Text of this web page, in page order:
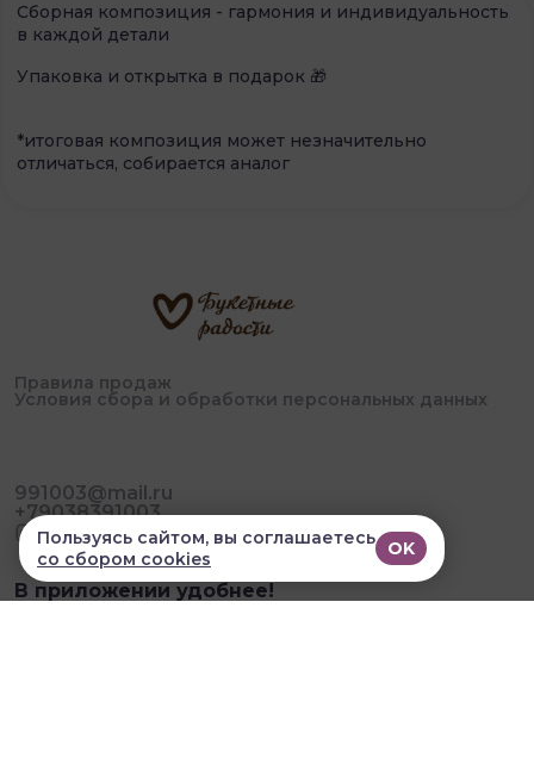
Сборная композиция - гармония и индивидуальность
в каждой детали
Упаковка и открытка в подарок 🎁
*итоговая композиция может незначительно
отличаться, собирается аналог
Правила продаж
Условия сбора и обработки персональных данных
991003@mail.ru
+79038391003
В приложении удобнее!
Пользуясь сайтом, вы соглашаетесь
со сбором cookies
OK